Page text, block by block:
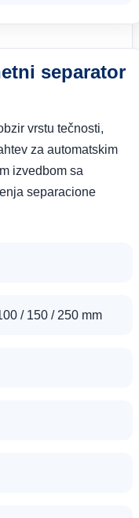
separator
vrstu tečnosti,
za automatskim
izvedbom sa
separacione
/ 150 / 250 mm